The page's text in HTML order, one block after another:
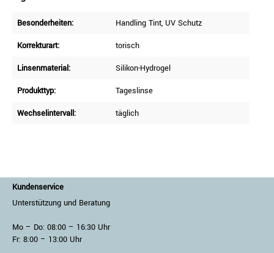
Besonderheiten: Handling Tint, UV Schutz
Korrekturart:
torisch
Linsenmaterial:
Silikon-Hydrogel
Produkttyp:
Tageslinse
Wechselintervall:
täglich
Kundenservice
Unterstützung und Beratung
Mo – Do: 08:00 – 16:30 Uhr
Fr: 8:00 – 13:00 Uhr